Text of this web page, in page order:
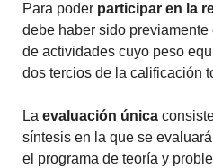
Para poder participar en la
debe haber sido
de actividades cuyo peso
dos tercios de la calificación
Laevaluación única
síntesis en la que se
el programa de teoría y